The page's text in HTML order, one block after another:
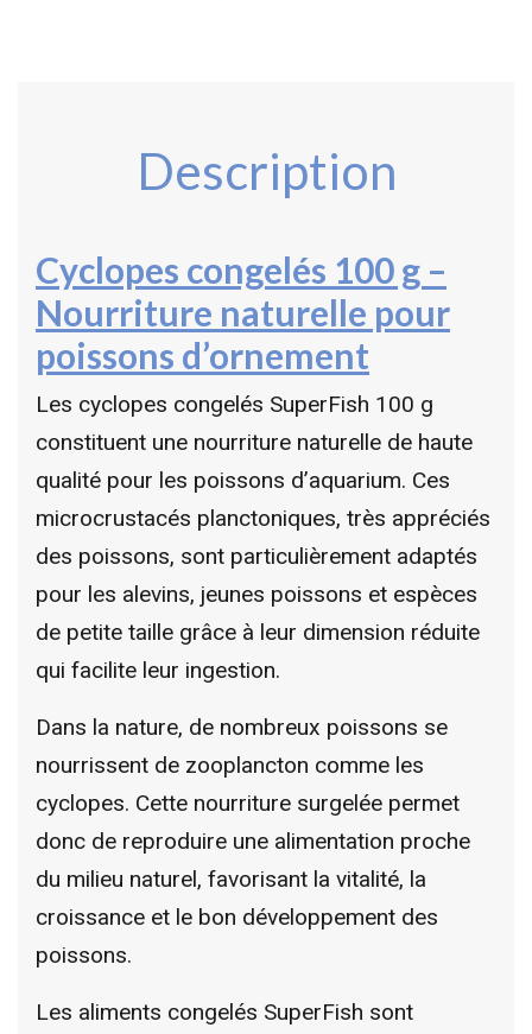
Description
Cyclopes congelés 100 g –
Nourriture naturelle pour
poissons d’ornement
Les cyclopes congelés SuperFish 100 g
constituent une nourriture naturelle de haute
qualité pour les poissons d’aquarium. Ces
microcrustacés planctoniques, très appréciés
des poissons, sont particulièrement adaptés
pour les alevins, jeunes poissons et espèces
de petite taille grâce à leur dimension réduite
qui facilite leur ingestion.
Dans la nature, de nombreux poissons se
nourrissent de zooplancton comme les
cyclopes. Cette nourriture surgelée permet
donc de reproduire une alimentation proche
du milieu naturel, favorisant la vitalité, la
croissance et le bon développement des
poissons.
Les aliments congelés SuperFish sont